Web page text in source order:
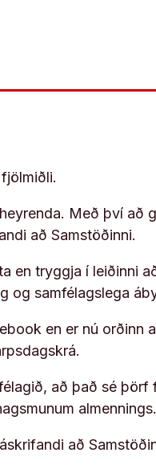
Með því að
að Samstöðinni.
en tryggja í leiðinni
og samfélagslega
en er nú orðinn
að það sé
almennings.
að